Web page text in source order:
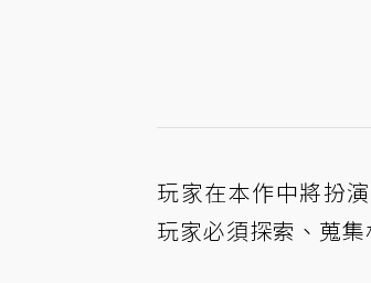
玩家在本作中將扮
玩家必須探索、蒐